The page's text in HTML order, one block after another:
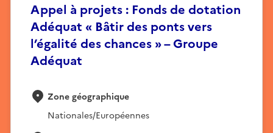
Appel à projets : Fonds de dotation
Adéquat « Bâtir des ponts vers
l’égalité des chances » – Groupe
Adéquat
Zone géographique
Nationales/Européennes